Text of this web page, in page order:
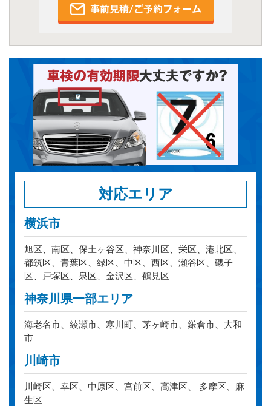
対応エリア
横浜市
旭区、南区、保土ヶ谷区、神奈川区、栄区、港北区、
都筑区、青葉区、緑区、中区、西区、瀬谷区、磯子
区、戸塚区、泉区、金沢区、鶴見区
神奈川県一部エリア
海老名市、綾瀬市、寒川町、茅ヶ崎市、鎌倉市、大和
市
川崎市
川崎区、幸区、中原区、宮前区、高津区、 多摩区、麻
生区